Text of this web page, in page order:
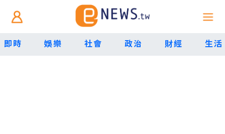
即時 娛樂 社會 政治 財經 生活